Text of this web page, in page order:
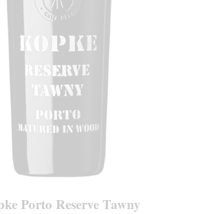
Porto Reserve Tawny